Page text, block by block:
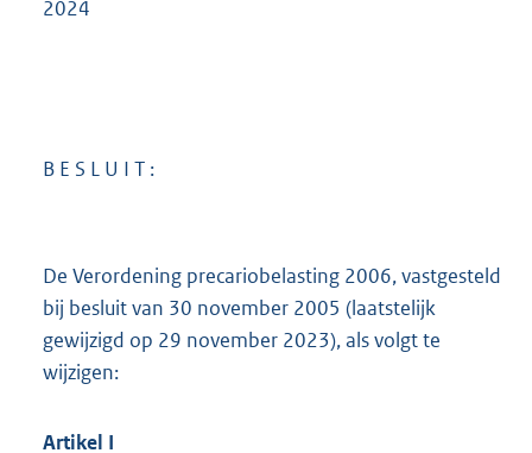
2024
B E S L U I T :
De Verordening precariobelasting 2006, vastgesteld
bij besluit van 30 november 2005 (laatstelijk
gewijzigd op 29 november 2023), als volgt te
wijzigen:
Artikel I